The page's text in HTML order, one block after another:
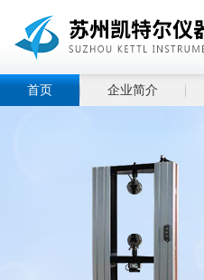
首页 企业简介